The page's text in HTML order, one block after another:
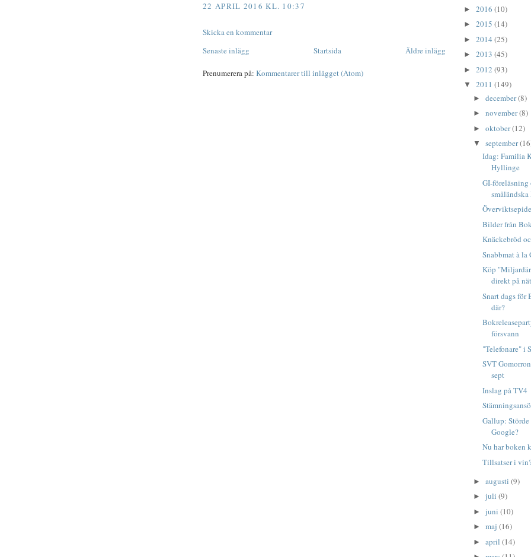
22 APRIL 2016 KL. 10:37
Skicka en kommentar
Senaste inlägg
Äldre inlägg
Startsida
Prenumerera på: Kommentarer till inlägget (Atom)
► 2016 (10)
► 2015 (14)
► 2014 (25)
► 2013 (45)
► 2012 (93)
▼ 2011 (149)
► december(8)
► november(8)
► oktober(12)
▼ september
Idag: Familia
Hyllinge
GI-
Bilder från
Knäckebröd
Snabbmat à la
Köp
direkt på
Snart dags för
där?
försvann
"Telefonare" i
SVT
sept
Inslag på TV4
Gallup: Störde
Google?
Nu har boken
Tillsatser i
► augusti (9)
► juli (9)
► juni (10)
► maj (16)
► april (14)